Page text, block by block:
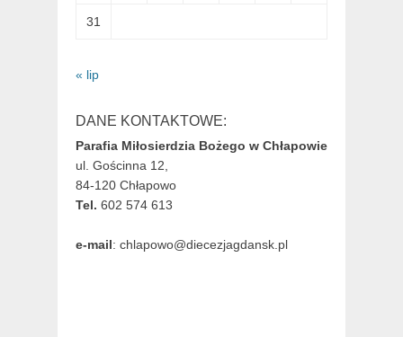
31
« lip
DANE KONTAKTOWE:
Parafia Miłosierdzia Bożego w Chłapowie
ul. Gościnna 12,
84-120 Chłapowo
Tel. 602 574 613
e-mail: chlapowo@diecezjagdansk.pl